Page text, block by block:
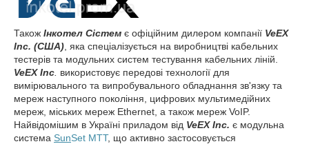
Також Інкотел Сістем є офіційним дилером компанії VeEX
Inc. (США) , яка спеціалізується на виробництві кабельних
тестерів та модульних систем тестування кабельних ліній.
VeEX Inc використовує передові технології для
вимірювального та випробувального обладнання зв'язку та
мереж наступного покоління, цифрових мультимедійних
мереж, міських мереж Ethernet, а також мереж VoIP.
Найвідомішим в Україні приладом від VeEX Inc. є модульна
система SunSet MTT, що активно застосовується